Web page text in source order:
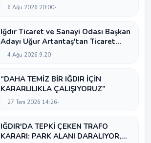
6 Ağu 2026 20:00
Iğdır Ticaret ve Sanayi Odası Başkan
Adayı Uğur Artantaş'tan Ticaret
Odası'na Sert Eleştiri: "Nakliyeci
4 Ağu 2026 9:20
“DAHA TEMİZ BİR IĞDIR İÇİN
KARARLILIKLA ÇALIŞIYORUZ”
27 Tem 2026 14:26
IĞDIR'DA TEPKİ ÇEKEN TRAFO
KARARI: PARK ALANI DARALIYOR,